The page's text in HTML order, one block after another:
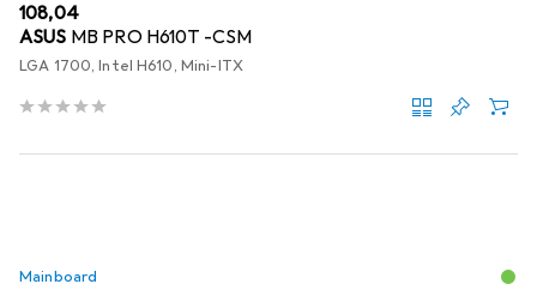
EUR
108,04
ASUS MB PRO H610T -CSM
LGA 1700, Intel H610, Mini-ITX
Mainboard